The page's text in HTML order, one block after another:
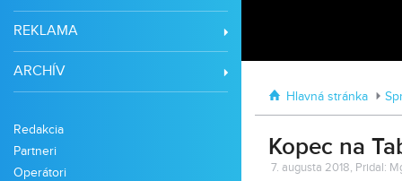
REKLAMA
ARCHÍV
Redakcia
Partneri
Operátori
Hlavná stránka
Kopec na
7. augusta 2018, Pridal: